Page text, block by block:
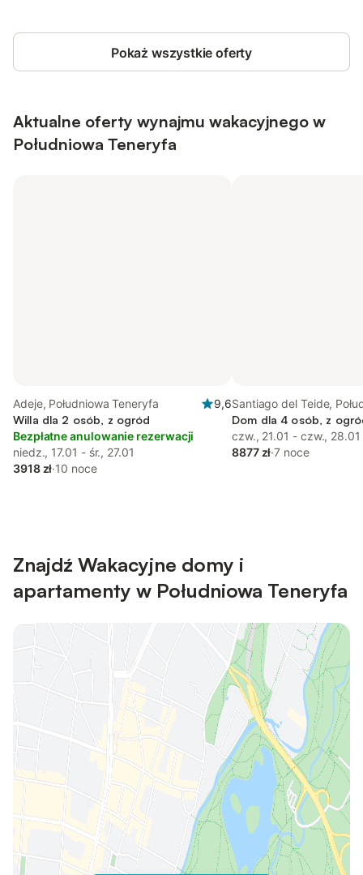
Pokaż wszystkie oferty
Aktualne oferty wynajmu wakacyjnego w
Południowa Teneryfa
Adeje, Południowa Teneryfa
9,6
Willa dla 2 osób, z ogród
Bezpłatne anulowanie rezerwacji
niedz., 17.01 - śr., 27.01
3918 zł·10 noce
Santiago del Teide,
Teneryfa
Dom dla 4 osób, z
czw., 21.01 - czw., 28.01
8877 zł·7 noce
Znajdź Wakacyjne domy i
apartamenty w Południowa Teneryfa